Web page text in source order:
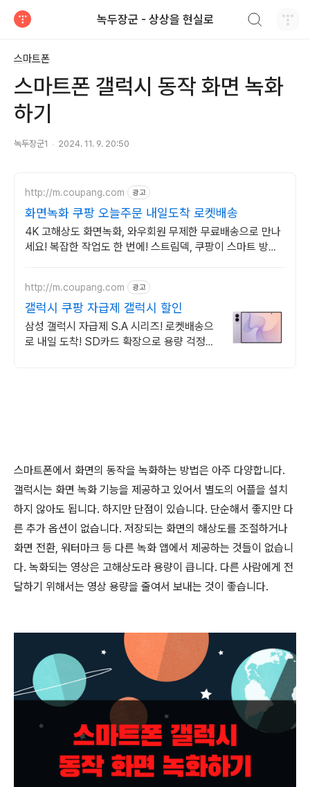
녹두장군 - 상상을 현실로
스마트폰
스마트폰 갤럭시 동작 화면 녹화
하기
녹두장군1 2024. 11. 9. 20:50
http://m.coupang.com 광고
화면녹화 쿠팡 오늘주문 내일도착 로켓배송
4K 고해상도 화면녹화, 와우회원 무제한 무료배송으로 만나
세요! 복잡한 작업도 한 번에! 스트림덱, 쿠팡이 스마트 방송
http://m.coupang.com 광고
갤럭시 쿠팡 자급제 갤럭시 할인
삼성 갤럭시 자급제 S.A 시리즈! 로켓배송으
로 내일 도착! SD카드 확장으로 용량 걱정
스마트폰에서 화면의 동작을 녹화하는 방법은 아주 다양합니다.
갤럭시는 화면 녹화 기능을 제공하고 있어서 별도의 어플을 설치
하지 않아도 됩니다. 하지만 단점이 있습니다. 단순해서 좋지만 다
른 추가 옵션이 없습니다. 저장되는 화면의 해상도를 조절하거나
화면 전환, 워터마크 등 다른 녹화 앱에서 제공하는 것들이 없습니
다. 녹화되는 영상은 고해상도라 용량이 큽니다. 다른 사람에게 전
달하기 위해서는 영상 용량을 줄여서 보내는 것이 좋습니다.